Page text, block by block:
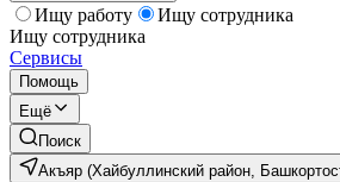
Ищу работу
Ищу сотрудника
Ищу сотрудника
Сервисы
Помощь
Ещё
Поиск
Акъяр (Хайбуллинский район,